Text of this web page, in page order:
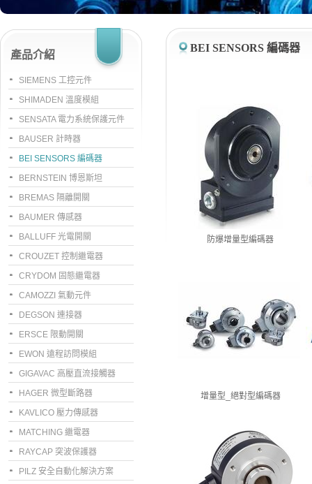
產品介紹
SIEMENS 工控元件
SHIMADEN 溫度模組
SENSATA 電力系統保護元件
BAUSER 計時器
BEI SENSORS 編碼器
BERNSTEIN 博恩斯坦
BREMAS 隔離開關
BAUMER 傳感器
BALLUFF 光電開關
CROUZET 控制繼電器
CRYDOM 固態繼電器
CAMOZZI 氣動元件
DEGSON 連接器
ERSCE 限動開關
EWON 遠程訪問模組
GIGAVAC 高壓直流接觸器
HAGER 微型斷路器
KAVLICO 壓力傳感器
MATCHING 繼電器
RAYCAP 突波保護器
PILZ 安全自動化解決方案
BEI SENSORS 編碼器
防爆增量型編碼器
增量型_絕對型編碼器